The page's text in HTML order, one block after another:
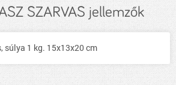
SZARVAS jellemzők
súlya 1 kg. 15x13x20 cm